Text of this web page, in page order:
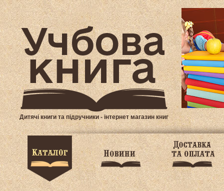
Дитячі книги та підручники - інтернет магазин книг